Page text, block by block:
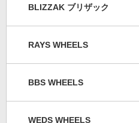
BLIZZAK ブリザック
RAYS WHEELS
BBS WHEELS
WEDS WHEELS